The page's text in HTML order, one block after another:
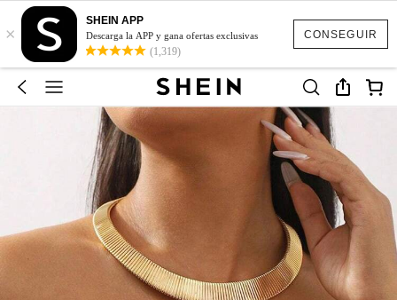
CONSEGUIR
×
SHEIN APP
Descarga la APP y gana ofertas exclusivas
(1,319)